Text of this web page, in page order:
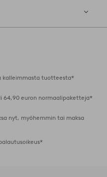
kalleimmasta tuotteesta*
64,90 euron normaalipaketteja*
nyt, myöhemmin tai maksa